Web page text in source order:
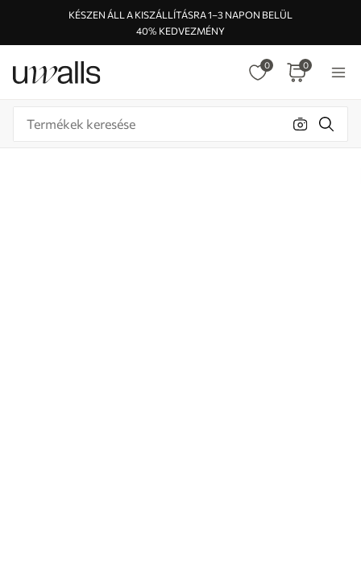
KÉSZEN ÁLL A KISZÁLLÍTÁSRA 1–3 NAPON BELÜL
40% KEDVEZMÉNY
0 0